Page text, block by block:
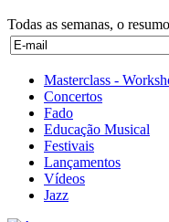
Todas as semanas, o
Masterclass -
Concertos
Fado
Educação Musical
Festivais
Lançamentos
Vídeos
Jazz